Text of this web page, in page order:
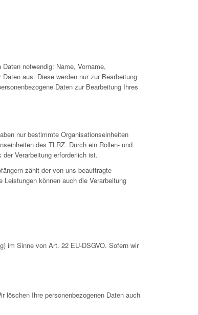
notwendig: Name, Vorname,
aus. Diese werden nur zur Bearbeitung
Daten zur Bearbeitung Ihres
nur bestimmte Organisationseinheiten
des TLRZ. Durch ein Rollen- und
Verarbeitung erforderlich ist.
zählt der von uns beauftragte
können auch die Verarbeitung
im Sinne von Art. 22 EU-DSGVO. Sofern wir
löschen Ihre personenbezogenen Daten auch